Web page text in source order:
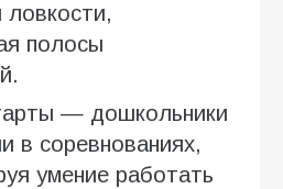
полосы
— дошкольники
в соревнованиях,
умение работать